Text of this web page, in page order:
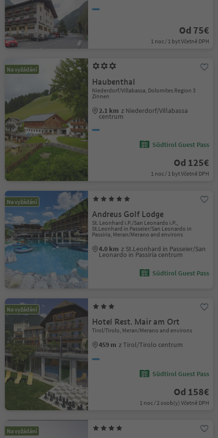
Od 75€
1 noc / 1 byt Včetně DPH
Na vyžádání
Haubenthal
Niederdorf/Villabassa, Dolomites Region 3
Zinnen
2.1 km z Niederdorf/Villabassa
centrum
Südtirol Guest Pass
Od 125€
1 noc / 1 byt Včetně DPH
Na vyžádání
Andreus Golf Lodge
St. Leonhard i.P./San Leonardo i.P.,
St.Leonhard in Passeier/San Leonardo in
Passiria, Meran/Merano and environs
4.0 km z St.Leonhard in Passeier/San
Leonardo in Passiria centrum
Südtirol Guest Pass
Na vyžádání
Hotel Rest. Mair am Ort
Tirol/Tirolo, Meran/Merano and environs
459 m z Tirol/Tirolo centrum
Südtirol Guest Pass
Od 158€
1 noc / 2 osob(y) Včetně DPH
Na vyžádání